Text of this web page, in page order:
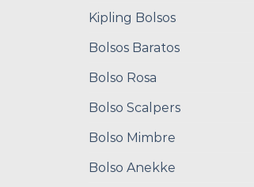
Kipling Bolsos
Bolsos Baratos
Bolso Rosa
Bolso Scalpers
Bolso Mimbre
Bolso Anekke